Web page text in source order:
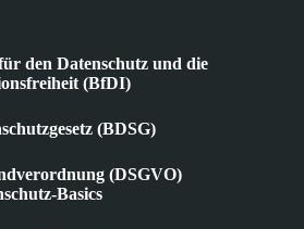
den Datenschutz und die
(BfDI)
(BDSG)
(DSGVO)
Basics